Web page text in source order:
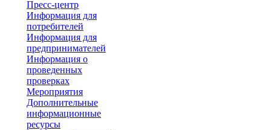
Пресс-центр
Информация для
потребителей
Информация для
предпринимателей
Информация о
проведенных
проверках
Мероприятия
Дополнительные
информационные
ресурсы